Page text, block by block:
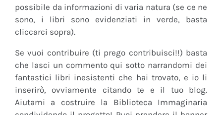
possibile da informazioni di varia natura (se ce ne
sono, i libri sono evidenziati in verde, basta
cliccarci sopra).
Se vuoi contribuire (ti prego contribuisci!!) basta
che lasci un commento qui sotto narrandomi dei
fantastici libri inesistenti che hai trovato, e io li
inserirò, ovviamente citando te e il tuo blog.
Aiutami a costruire la Biblioteca Immaginaria